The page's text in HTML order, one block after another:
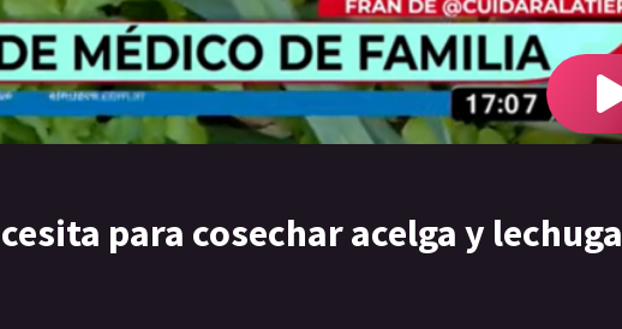
para cosechar acelga y lechuga